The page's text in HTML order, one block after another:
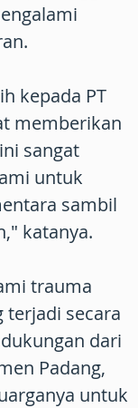
kepada PT
memberikan
sangat
untuk
sambil
katanya.
trauma
terjadi secara
dari
Padang,
untuk